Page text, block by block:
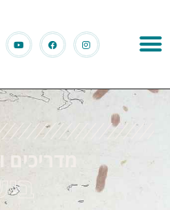
מדריכים